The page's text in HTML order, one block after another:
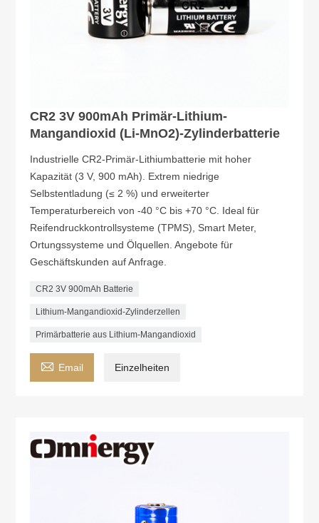
CR2 3V 900mAh Primär-Lithium-
Mangandioxid (Li-MnO2)-Zylinderbatterie
Industrielle CR2-Primär-Lithiumbatterie mit hoher
Kapazität (3 V, 900 mAh). Extrem niedrige
Selbstentladung (≤ 2 %) und erweiterter
Temperaturbereich von -40 °C bis +70 °C. Ideal für
Reifendruckkontrollsysteme (TPMS), Smart Meter,
Ortungssysteme und Ölquellen. Angebote für
Geschäftskunden auf Anfrage.
CR2 3V 900mAh Batterie
Lithium-Mangandioxid-Zylinderzellen
Primärbatterie aus Lithium-Mangandioxid
 Email Einzelheiten